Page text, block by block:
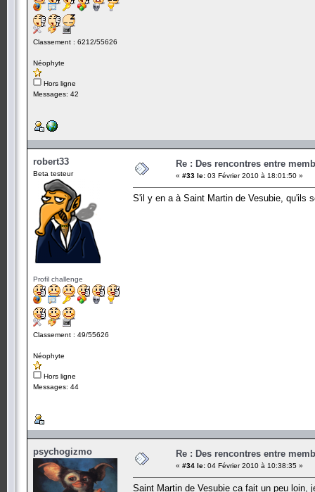
Classement : 6212/55626
Néophyte
Hors ligne
Messages: 42
robert33
Beta testeur
Profil challenge
Classement : 49/55626
Néophyte
Hors ligne
Messages: 44
Re : Des rencontres entre
« #33 le: 03 Février 2010 à 18:01:50 »
S'il y en a à Saint Martin de Vesubie, qu'ils
psychogizmo Re : Des rencontres entre
« #34 le: 04 Février 2010 à 10:38:35 »
Saint Martin de Vesubie ca fait un peu loin,